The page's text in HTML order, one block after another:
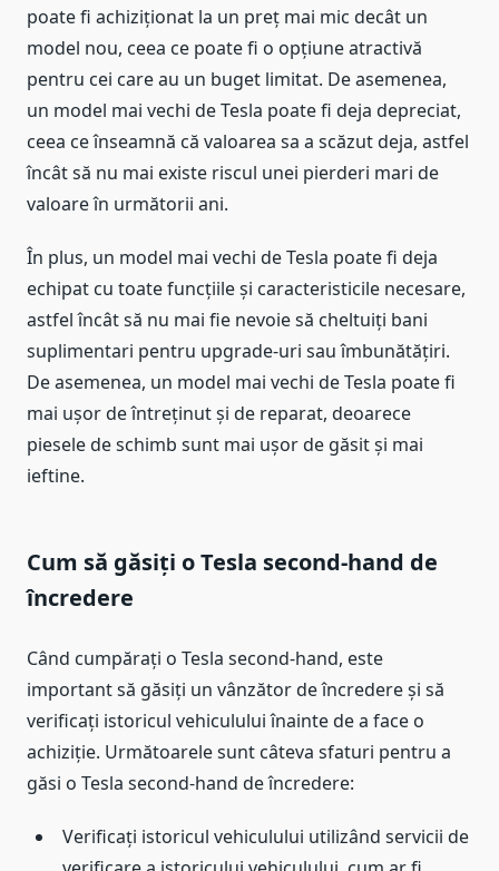
poate fi achiziționat la un preț mai mic decât un
model nou, ceea ce poate fi o opțiune atractivă
pentru cei care au un buget limitat. De asemenea,
un model mai vechi de Tesla poate fi deja depreciat,
ceea ce înseamnă că valoarea sa a scăzut deja, astfel
încât să nu mai existe riscul unei pierderi mari de
valoare în următorii ani.
În plus, un model mai vechi de Tesla poate fi deja
echipat cu toate funcțiile și caracteristicile necesare,
astfel încât să nu mai fie nevoie să cheltuiți bani
suplimentari pentru upgrade-uri sau îmbunătățiri.
De asemenea, un model mai vechi de Tesla poate fi
mai ușor de întreținut și de reparat, deoarece
piesele de schimb sunt mai ușor de găsit și mai
ieftine.
Cum să găsiți o Tesla second-hand de
încredere
Când cumpărați o Tesla second-hand, este
important să găsiți un vânzător de încredere și să
verificați istoricul vehiculului înainte de a face o
achiziție. Următoarele sunt câteva sfaturi pentru a
găsi o Tesla second-hand de încredere:
Verificați istoricul vehiculului utilizând servicii de